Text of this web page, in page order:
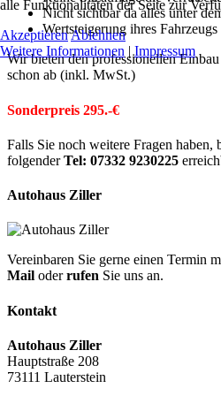
Nicht sichtbar da alles unter
Wertsteigerung ihres Fahrzeugs
Wir bieten den professionellen
schon ab (inkl. MwSt.)
Sonderpreis 295.-€
Falls Sie noch weitere Fragen haben,
folgenderTel: 07332 9230225
Autohaus Ziller
Vereinbaren Sie gerne einen Termin
Mail oderrufen Sie uns an.
Kontakt
Autohaus Ziller
Hauptstraße 208
73111 Lauterstein
alle Funktionalitäten der Seite zur
AkzeptierenAblehnen
Weitere Informationen |Impressum